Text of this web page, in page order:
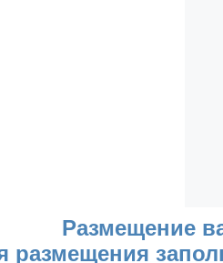
Размещение
размещения